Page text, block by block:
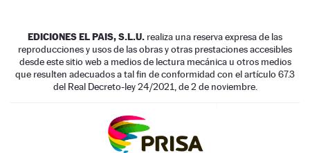
EDICIONES EL PAIS, S.L.U. realiza una reserva expresa de las
reproducciones y usos de las obras y otras prestaciones accesibles
desde este sitio web a medios de lectura mecánica u otros medios
que resulten adecuados a tal fin de conformidad con el artículo 67.3
del Real Decreto-ley 24/2021, de 2 de noviembre.